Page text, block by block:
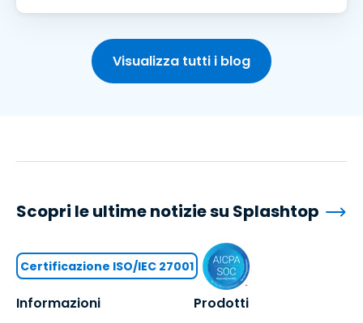
Visualizza tutti i blog
Informazioni Prodotti
Scopri le ultime notizie su Splashtop
Certificazione ISO/IEC 27001